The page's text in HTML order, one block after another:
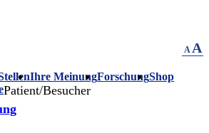
A A
Ihre MeinungForschungShop
Patient/Besucher